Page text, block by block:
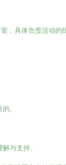
，具体负责活动的
。
与支持。